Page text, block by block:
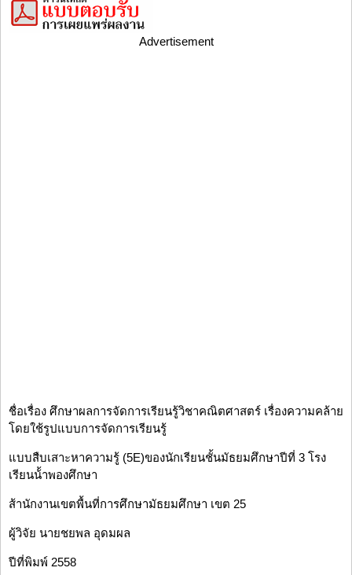
Advertisement
ชื่อเรื่อง ศึกษาผลการจัดการเรียนรู้วิชาคณิตศาสตร์ เรื่องความคล้าย
โดยใช้รูปแบบการจัดการเรียนรู้
แบบสืบเสาะหาความรู้ (5E)ของนักเรียนชั้นมัธยมศึกษาปีที่ 3 โรง
เรียนน้้าพองศึกษา
ส้านักงานเขตพื้นที่การศึกษามัธยมศึกษา เขต 25
ผู้วิจัย นายชยพล อุดมผล
ปีที่พิมพ์ 2558